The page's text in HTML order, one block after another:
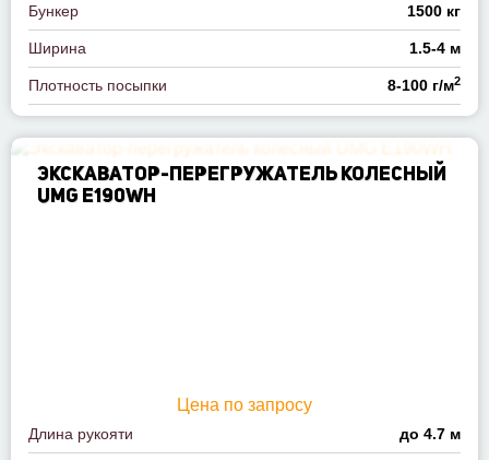
Бункер 1500 кг
Ширина 1.5-4 м
Плотность посыпки 8-100 г/м2
ЭКСКАВАТОР-ПЕРЕГРУЖАТЕЛЬ КОЛЕСНЫЙ
UMG Е190WН
Цена по запросу
Длина рукояти до 4.7 м